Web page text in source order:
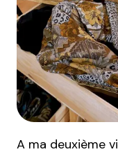
A ma deuxième